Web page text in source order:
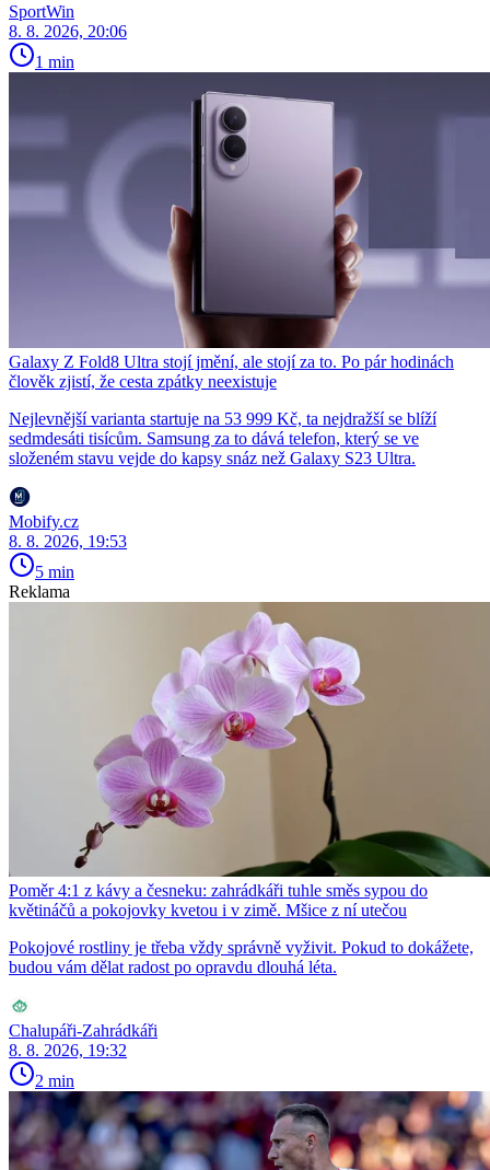
SportWin
8. 8. 2026, 20:06
1 min
Galaxy Z Fold8 Ultra stojí jmění, ale stojí za to. Po pár hodinách
člověk zjistí, že cesta zpátky neexistuje
Nejlevnější varianta startuje na 53 999 Kč, ta nejdražší se blíží
sedmdesáti tisícům. Samsung za to dává telefon, který se ve
složeném stavu vejde do kapsy snáz než Galaxy S23 Ultra.
Mobify.cz
8. 8. 2026, 19:53
5 min
Reklama
Poměr 4:1 z kávy a česneku: zahrádkáři tuhle směs sypou do
květináčů a pokojovky kvetou i v zimě. Mšice z ní utečou
Pokojové rostliny je třeba vždy správně vyživit. Pokud to dokážete,
budou vám dělat radost po opravdu dlouhá léta.
Chalupáři-Zahrádkáři
8. 8. 2026, 19:32
2 min